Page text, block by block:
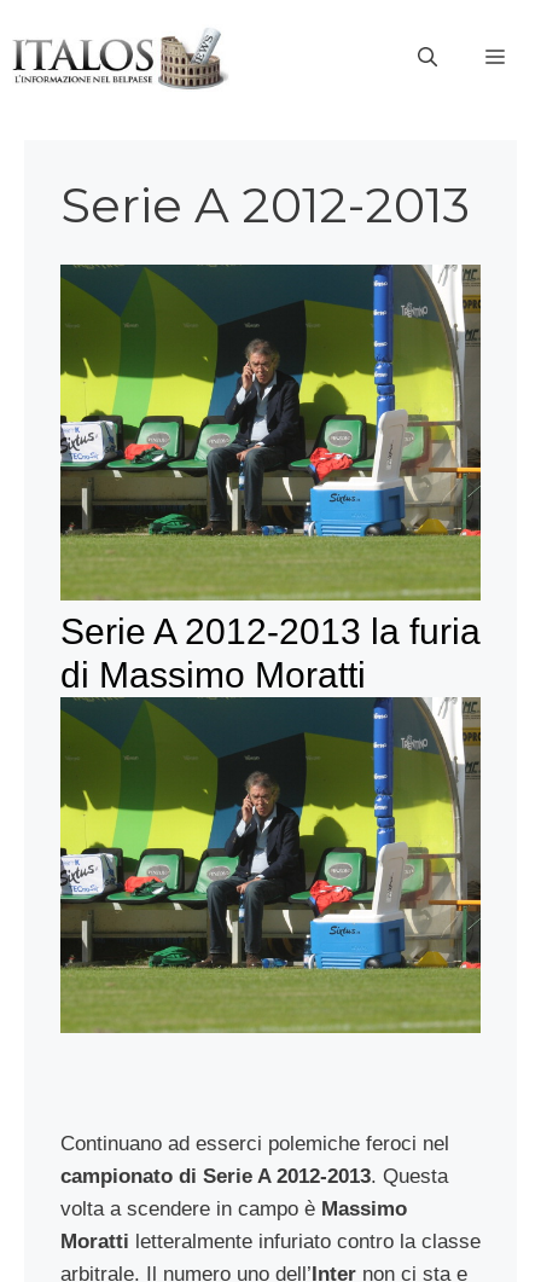
al
contenuto
Serie A 2012-2013
Serie A 2012-2013 la furia
di Massimo Moratti
Continuano ad esserci polemiche feroci nel
campionato di Serie A 2012-2013. Questa
volta a scendere in campo è Massimo
Moratti letteralmente infuriato contro la classe
arbitrale. Il numero uno dell’Inter non ci sta e